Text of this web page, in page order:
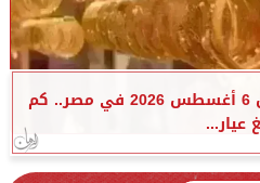
أسعار الذهب اليوم الخميس 6 أغسطس 2026 في مصر.. كم
عيار...